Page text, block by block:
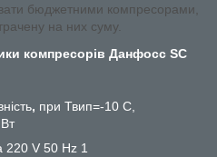
бюджетними компресорами,
на них суму.
компресорів Данфосс SC
, при Твип=-10 С,
220 V 50 Hz 1